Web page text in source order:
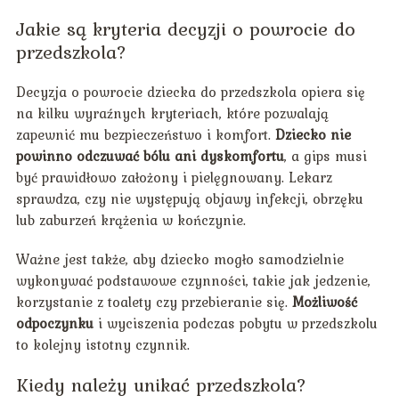
Jakie są kryteria decyzji o powrocie do
przedszkola?
Decyzja o powrocie dziecka do przedszkola opiera się
na kilku wyraźnych kryteriach, które pozwalają
zapewnić mu bezpieczeństwo i komfort. Dziecko nie
powinno odczuwać bólu ani dyskomfortu, a gips musi
być prawidłowo założony i pielęgnowany. Lekarz
sprawdza, czy nie występują objawy infekcji, obrzęku
lub zaburzeń krążenia w kończynie.
Ważne jest także, aby dziecko mogło samodzielnie
wykonywać podstawowe czynności, takie jak jedzenie,
korzystanie z toalety czy przebieranie się. Możliwość
odpoczynkui wyciszenia podczas pobytu w przedszkolu
to kolejny istotny czynnik.
Kiedy należy unikać przedszkola?